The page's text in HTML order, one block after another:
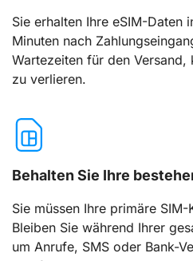
Sie erhalten Ihre eSIM-Daten
Minuten nach
Wartezeiten für den
zu verlieren.
Behalten Sie Ihre
Sie müssen Ihre primäre
Bleiben Sie während Ihrer
um Anrufe, SMS oder Bank-